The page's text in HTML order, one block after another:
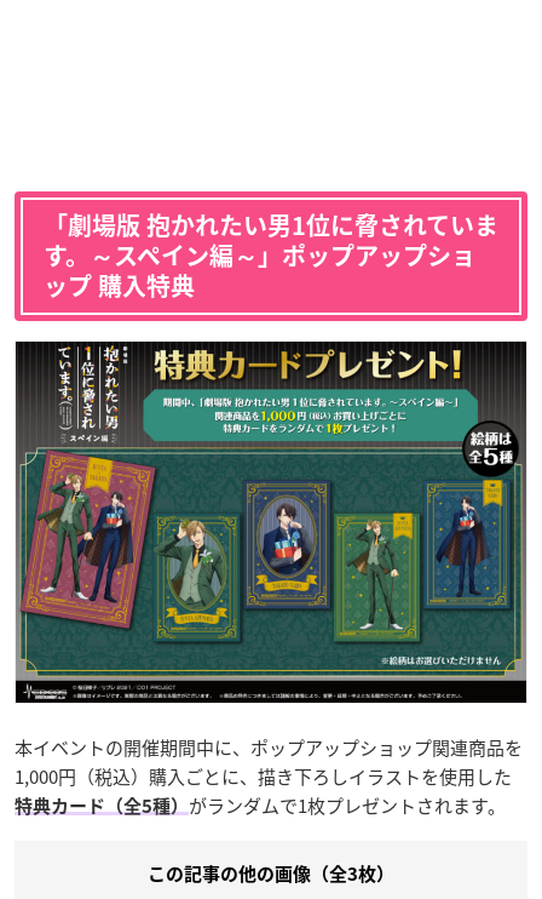
「劇場版 抱かれたい男1位に脅されていま
す。～スペイン編～」ポップアップショ
ップ 購入特典
本イベントの開催期間中に、ポップアップショップ関連商品を
1,000円（税込）購入ごとに、描き下ろしイラストを使用した
特典カード（全5種） がランダムで1枚プレゼントされます。
この記事の他の画像（全3枚）